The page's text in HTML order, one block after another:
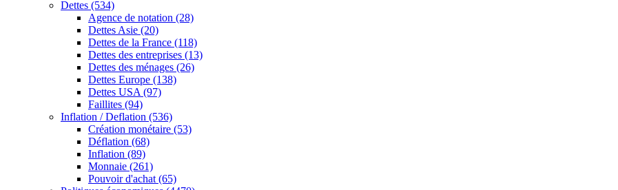
Dettes (534)
Agence de notation (28)
Dettes Asie (20)
Dettes de la France (118)
Dettes des entreprises (13)
Dettes des ménages (26)
Dettes Europe (138)
Dettes USA (97)
Faillites (94)
Inflation / Deflation (536)
Création monétaire (53)
Déflation (68)
Inflation (89)
Monnaie (261)
Pouvoir d'achat (65)